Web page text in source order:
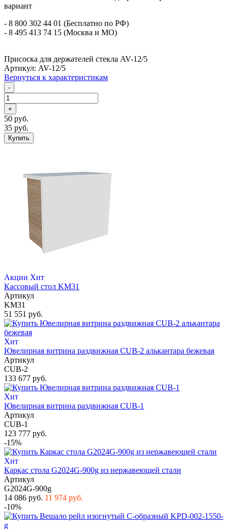
вариант
- 8 800 302 44 01 (Бесплатно по РФ)
- 8 495 413 74 15 (Москва и МО)
Присоска для держателей стекла AV-12/5
Артикул: AV-12/5
Вернуться к характеристикам
-
+
50 руб.
35 руб.
Купить
Акции Хит
Кассовый стол KM31
Артикул
KM31
51 551 руб.
Хит
Ювелирная витрина раздвижная CUB-2 алькантара бежевая
Артикул
CUB-2
133 677 руб.
Хит
Ювелирная витрина раздвижная CUB-1
Артикул
CUB-1
123 777 руб.
-15%
Хит
Каркас стола G2024G-900g из нержавеющей стали
Артикул
G2024G-900g
14 086 руб. 11 974 руб.
-10%